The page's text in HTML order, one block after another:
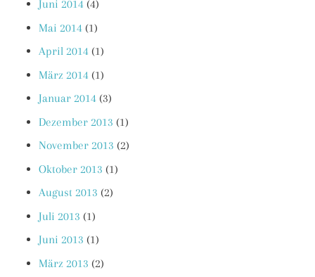
Juni 2014 (4)
Mai 2014 (1)
April 2014 (1)
März 2014 (1)
Januar 2014 (3)
Dezember 2013 (1)
November 2013 (2)
Oktober 2013 (1)
August 2013 (2)
Juli 2013 (1)
Juni 2013 (1)
März 2013 (2)